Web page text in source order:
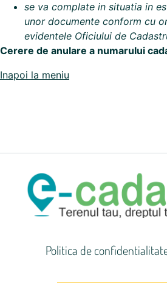
se va complate in situatia in
unor documente conform cu
evidentele Oficiului de
Cerere de anulare a numarului
Inapoi la meniu
Politica de